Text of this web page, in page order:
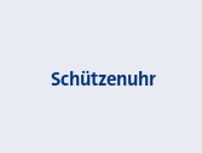
Schützenuhr